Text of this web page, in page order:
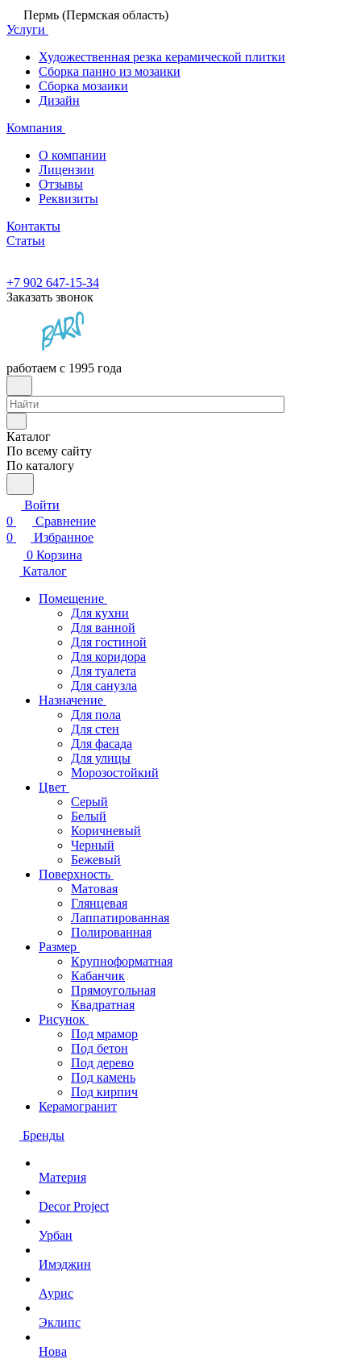
Пермь (Пермская область)
Услуги
Художественная резка керамической плитки
Сборка панно из мозаики
Сборка мозаики
Дизайн
Компания
О компании
Лицензии
Отзывы
Реквизиты
Контакты
Статьи
+7 902 647-15-34
Заказать звонок
работаем с 1995 года
Каталог
По всему сайту
По каталогу
Войти
0
Сравнение
0
Избранное
0 Корзина
Каталог
Помещение
Для кухни
Для ванной
Для гостиной
Для коридора
Для туалета
Для санузла
Назначение
Для пола
Для стен
Для фасада
Для улицы
Морозостойкий
Цвет
Серый
Белый
Коричневый
Черный
Бежевый
Поверхность
Матовая
Глянцевая
Лаппатированная
Полированная
Размер
Крупноформатная
Кабанчик
Прямоугольная
Квадратная
Рисунок
Под мрамор
Под бетон
Под дерево
Под камень
Под кирпич
Керамогранит
Бренды
Материя
Decor Project
Урбан
Имэджин
Аурис
Эклипс
Нова